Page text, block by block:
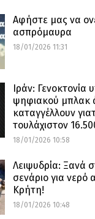
Αφήστε μας να
ασπρόμαυρα
18/01/2026 11:31
Ιράν:
ψηφιακού μπλακ
καταγγέλλουν
τουλάχιστον
18/01/2026 10:58
Λειψυδρία: Ξανά
σενάριο για νερό
Κρήτη!
18/01/2026 10:48